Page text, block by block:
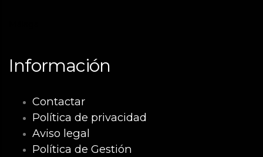
Información
Contactar
Política de privacidad
Aviso legal
Política de Gestión